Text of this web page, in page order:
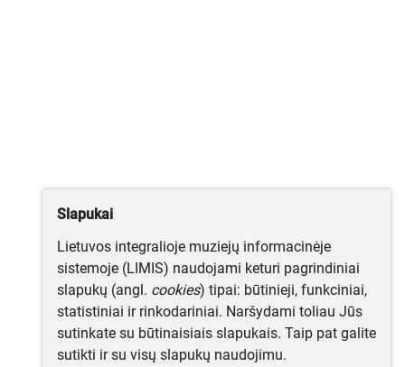
Slapukai
Lietuvos integralioje muziejų informacinėje
sistemoje (LIMIS) naudojami keturi pagrindiniai
slapukų (angl. cookies) tipai: būtinieji, funkciniai,
statistiniai ir rinkodariniai. Naršydami toliau Jūs
sutinkate su būtinaisiais slapukais. Taip pat galite
sutikti ir su visų slapukų naudojimu.